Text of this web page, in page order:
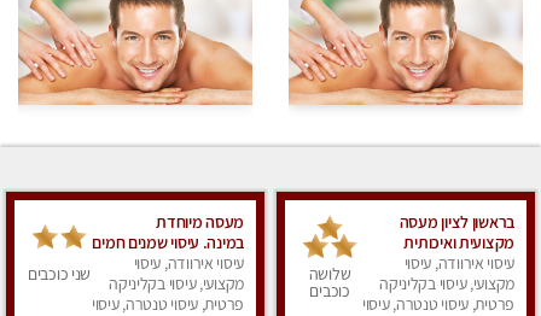
בראשון לציון מעסה
מקצועית ואיכותית
פרטי!!! ללא מין !!
עיסוי אירוודה, עיסוי
מקצועי, עיסוי בקליניקה
פרטית, עיסוי טנטרה, עיסוי
שלושה
כוכבים
מעסה מיוחדת
במינה. עיסוי שמנים חמים
עיסוי אירוודה, עיסוי
מקצועי, עיסוי בקליניקה
פרטית, עיסוי טנטרה, עיסוי
שני כוכבים